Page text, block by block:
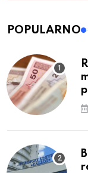
POPULARNO